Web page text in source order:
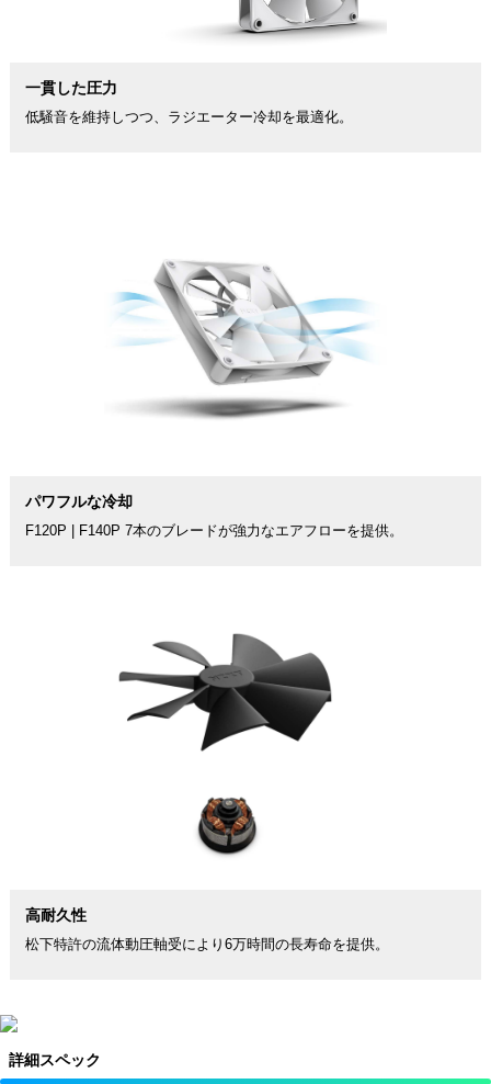
一貫した圧力
低騒音を維持しつつ、ラジエーター冷却を最適化。
パワフルな冷却
F120P | F140P 7本のブレードが強力なエアフローを提供。
高耐久性
松下特許の流体動圧軸受により6万時間の長寿命を提供。
詳細スペック